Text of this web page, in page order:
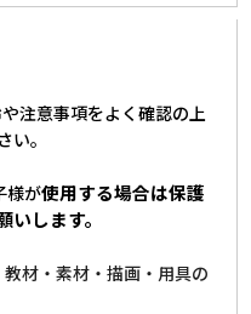
注意事項をよく確認の上
。
様が使用する場合は保護
します。
材・素材・描画・用具の